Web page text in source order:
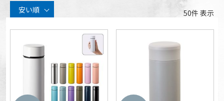
安い順 50件 表示